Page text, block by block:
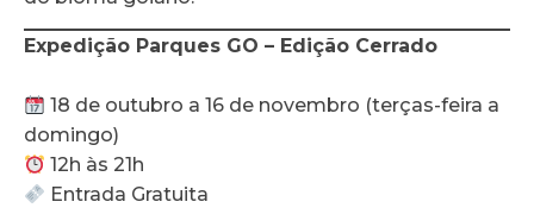
Expedição Parques GO – Edição Cerrado
18 de outubro a 16 de novembro (terças-feira a
domingo)
12h às 21h
Entrada Gratuita